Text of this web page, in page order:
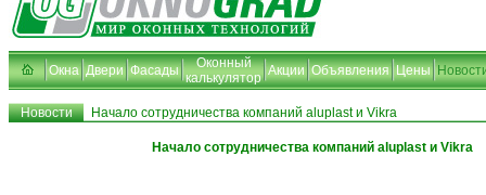
Окна Двери Фасады
Оконный
калькулятор Акции Объявления Цены
Новости Начало сотрудничества компаний aluplast и Vikra
Начало сотрудничества компаний aluplast и Vikra